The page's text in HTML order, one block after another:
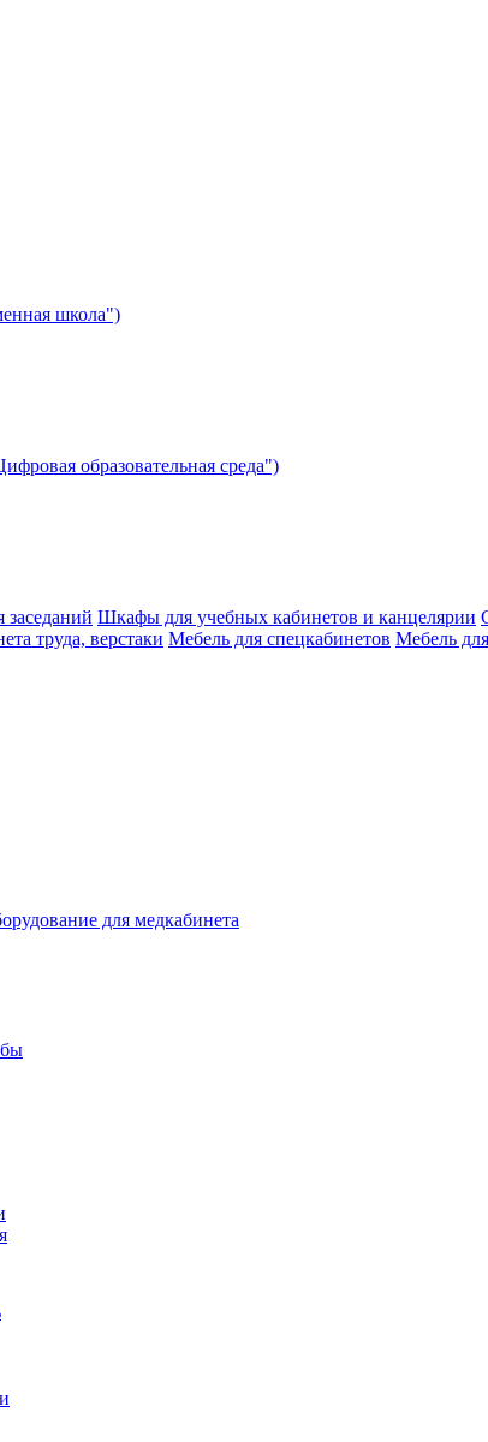
школа")
образовательная среда")
Шкафы для учебных кабинетов и канцелярии
труда, верстаки Мебель для спецкабинетов Мебель
для медкабинета